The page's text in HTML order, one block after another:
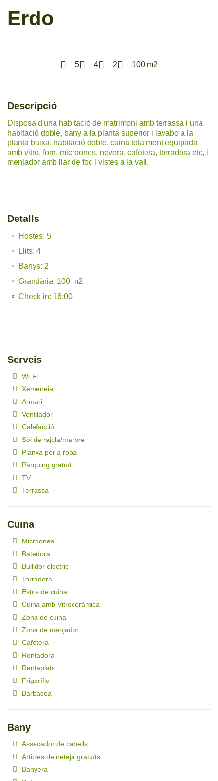
Erdo
5 4 2 100 m2
Descripció
Disposa d'una habitació de matrimoni amb terrassa i una
habitació doble, bany a la planta superior i lavabo a la
planta baixa, habitació doble, cuina totalment equipada
amb vitro, forn, microones, nevera, cafetera, torradora etc, i
menjador amb llar de foc i vistes a la vall.
Detalls
Hostes: 5
Llits: 4
Banys: 2
Grandària: 100 m2
Check in: 16:00
Serveis
Wi-Fi
Xemeneia
Armari
Ventilador
Calefacció
Sòl de rajola/marbre
Planxa per a roba
Pàrquing gratuït
TV
Terrassa
Cuina
Microones
Batedora
Bullidor elèctric
Torradora
Estris de cuina
Cuina amb Vitroceràmica
Zona de cuina
Zona de menjador
Cafetera
Rentadora
Rentaplats
Frigorífic
Barbacoa
Bany
Assecador de cabells
Articles de neteja gratuïts
Banyera